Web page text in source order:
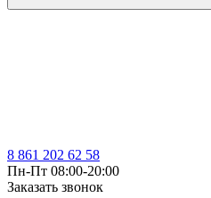
8 861 202 62 58
Пн-Пт 08:00-20:00
Заказать звонок